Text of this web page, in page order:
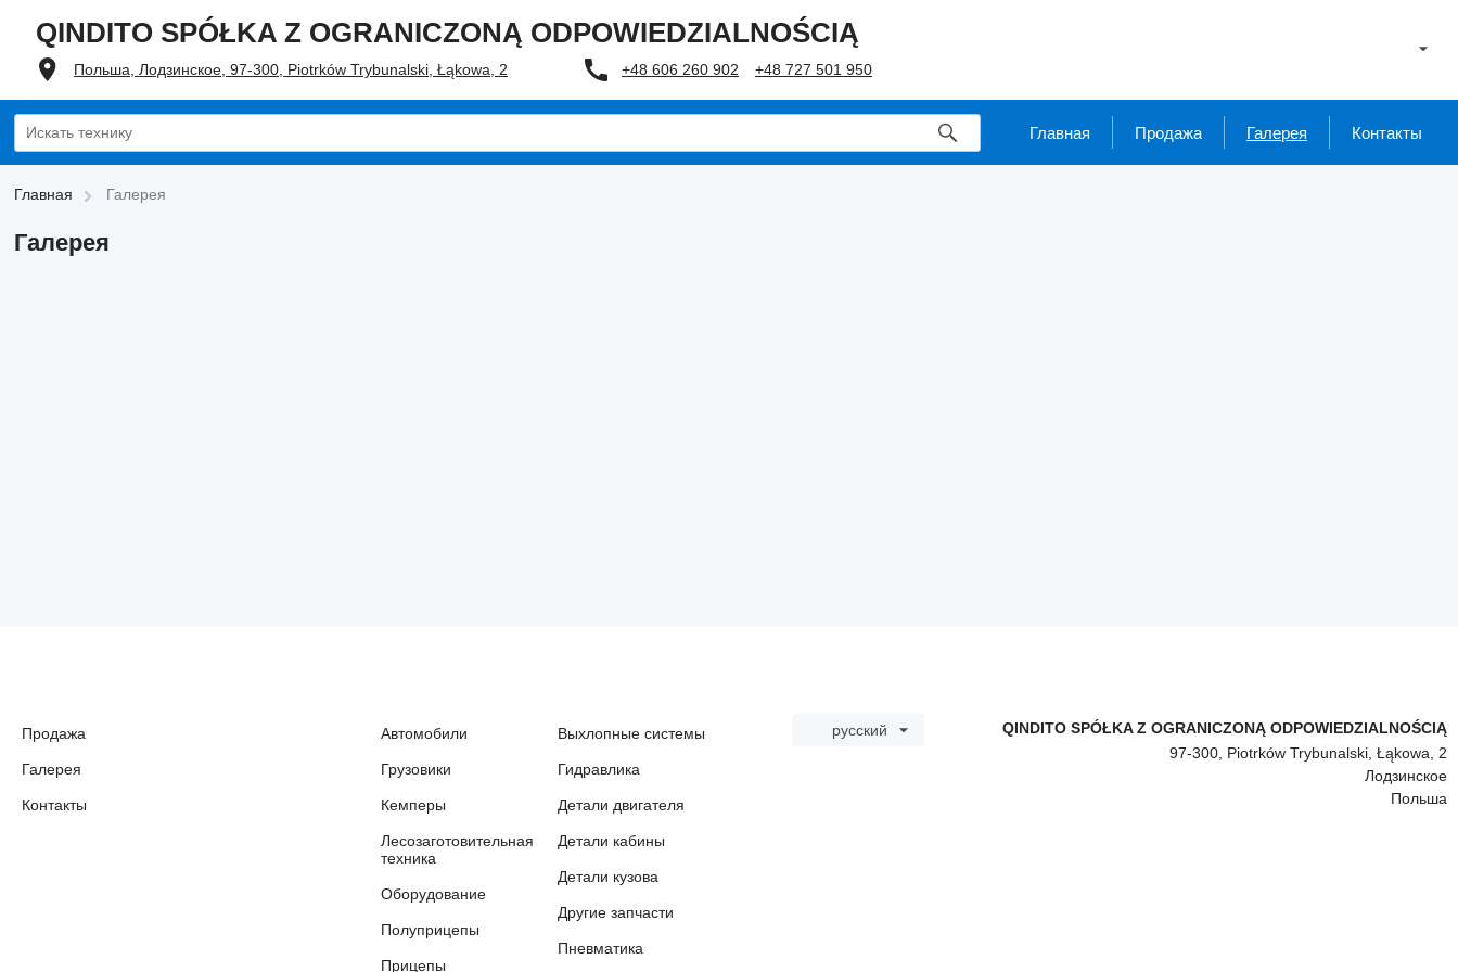
QINDITO SPÓŁKA Z OGRANICZONĄ ODPOWIEDZIALNOŚCIĄ
Польша, Лодзинское, 97-300, Piotrków Trybunalski, Łąkowa, 2 +48 606 260 902 +48 727 501 950
Главная Продажа Галерея Контакты
Главная Галерея
Галерея
Продажа
Галерея
Контакты
русский
QINDITO SPÓŁKA Z OGRANICZONĄ ODPOWIEDZIALNOŚCIĄ
97-300, Piotrków Trybunalski, Łąkowa, 2
Лодзинское
Польша
Автомобили
Грузовики
Кемперы
Лесозаготовительная
техника
Оборудование
Полуприцепы
Прицепы
Выхлопные системы
Гидравлика
Детали двигателя
Детали кабины
Детали кузова
Другие запчасти
Пневматика